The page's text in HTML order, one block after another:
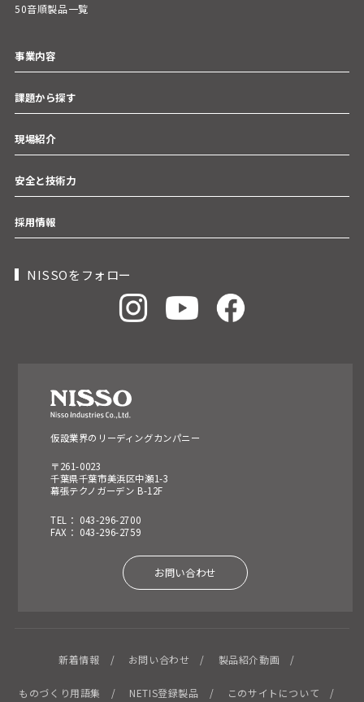
50音順製品一覧
事業内容
課題から探す
現場紹介
安全と技術力
採用情報
NISSOをフォロー
仮設業界のリーディングカンパニー
〒261-0023
千葉県千葉市美浜区中瀬1-3
幕張テクノガーデン B-12F
TEL： 043-296-2700
FAX： 043-296-2759
お問い合わせ
新着情報 お問い合わせ 製品紹介動画
ものづくり用語集 NETIS登録製品 このサイトについて